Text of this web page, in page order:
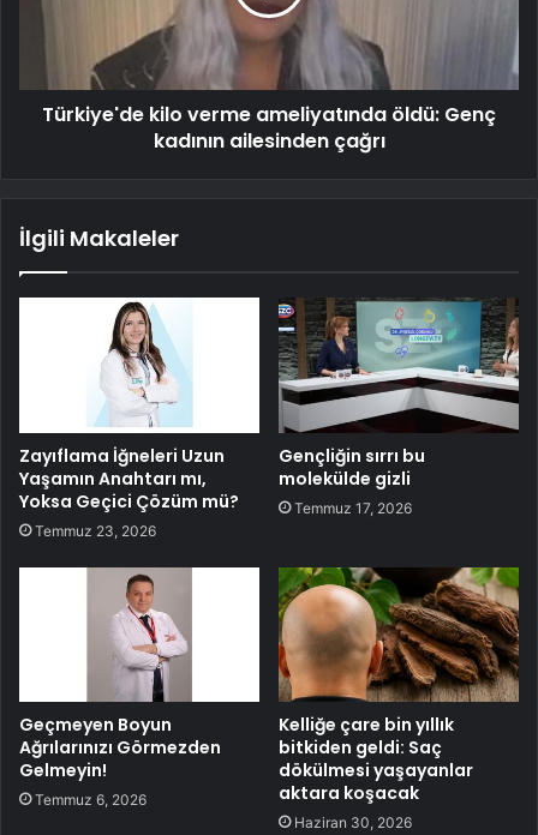
Türkiye'de kilo verme ameliyatında öldü: Genç
kadının ailesinden çağrı
İlgili Makaleler
Zayıflama İğneleri Uzun
Yaşamın Anahtarı mı,
Yoksa Geçici Çözüm mü?
Temmuz 23, 2026
Gençliğin sırrı bu
molekülde gizli
Temmuz 17, 2026
Geçmeyen Boyun
Ağrılarınızı Görmezden
Gelmeyin!
Temmuz 6, 2026
Kelliğe çare bin yıllık
bitkiden geldi: Saç
dökülmesi yaşayanlar
aktara koşacak
Haziran 30, 2026